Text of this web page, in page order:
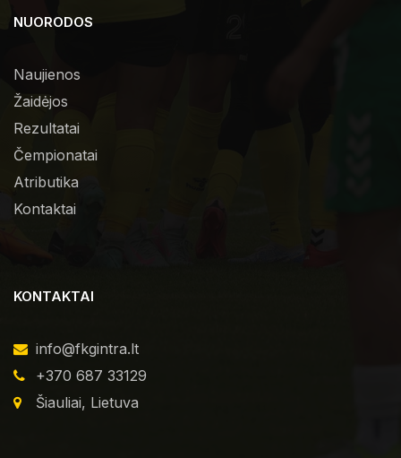
NUORODOS
Naujienos
Žaidėjos
Rezultatai
Čempionatai
Atributika
Kontaktai
KONTAKTAI
info@fkgintra.lt
+370 687 33129
Šiauliai, Lietuva